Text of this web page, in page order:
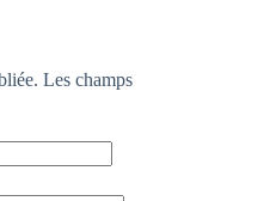
Les champs